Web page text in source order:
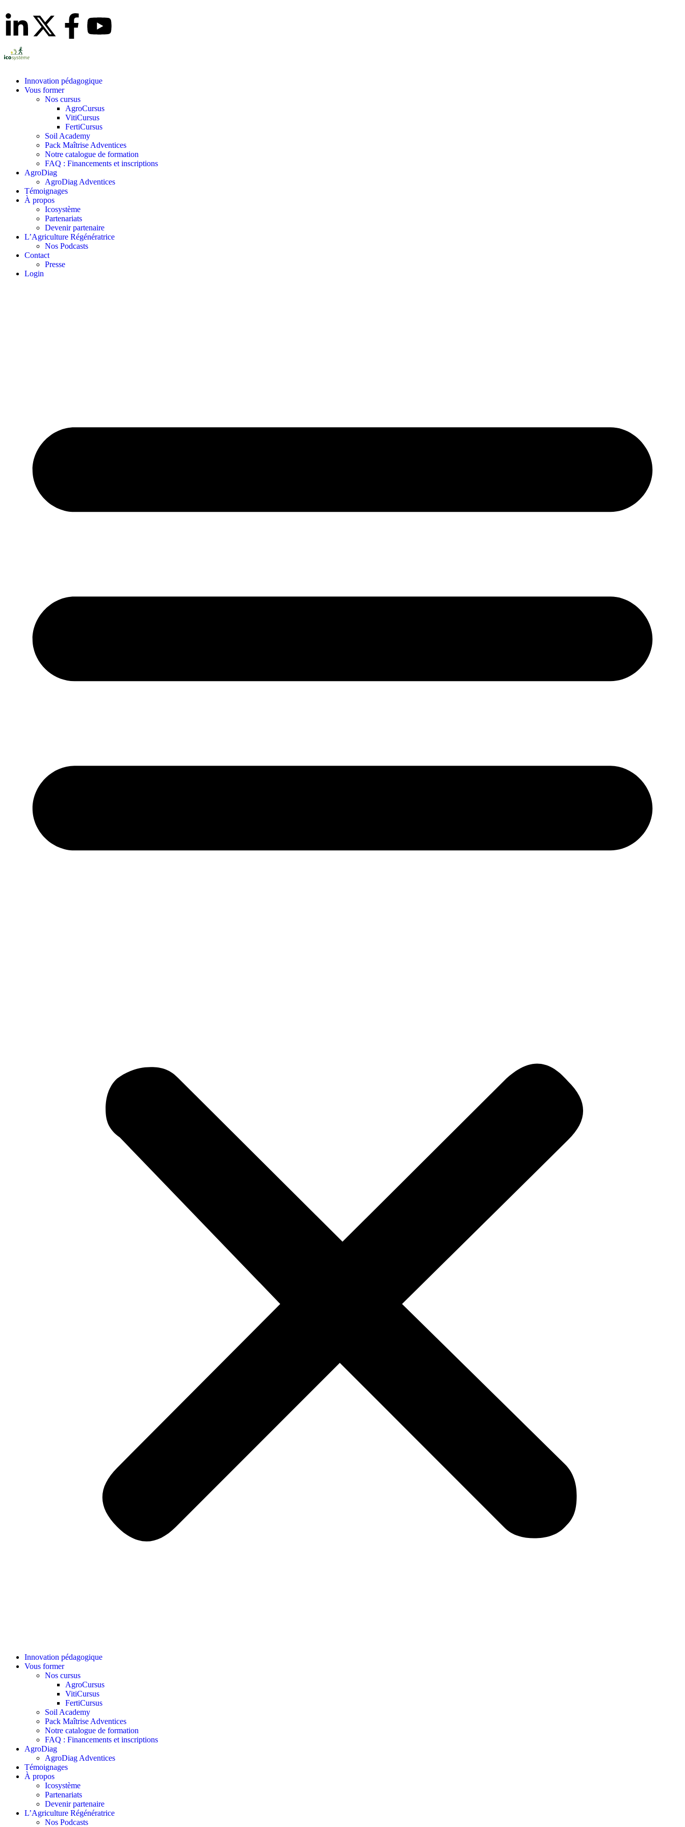
Innovation pédagogique
Vous former
Nos cursus
AgroCursus
VitiCursus
FertiCursus
Soil Academy
Pack Maîtrise Adventices
Notre catalogue de formation
FAQ : Financements et inscriptions
AgroDiag
AgroDiag Adventices
Témoignages
À propos
Icosystème
Partenariats
Devenir partenaire
L’Agriculture Régénératrice
Nos Podcasts
Contact
Presse
Login
Innovation pédagogique
Vous former
Nos cursus
AgroCursus
VitiCursus
FertiCursus
Soil Academy
Pack Maîtrise Adventices
Notre catalogue de formation
FAQ : Financements et inscriptions
AgroDiag
AgroDiag Adventices
Témoignages
À propos
Icosystème
Partenariats
Devenir partenaire
L’Agriculture Régénératrice
Nos Podcasts